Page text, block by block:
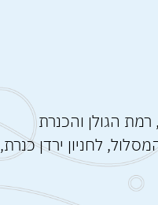
הגולן והכנרת
לחניון ירדן כנרת,